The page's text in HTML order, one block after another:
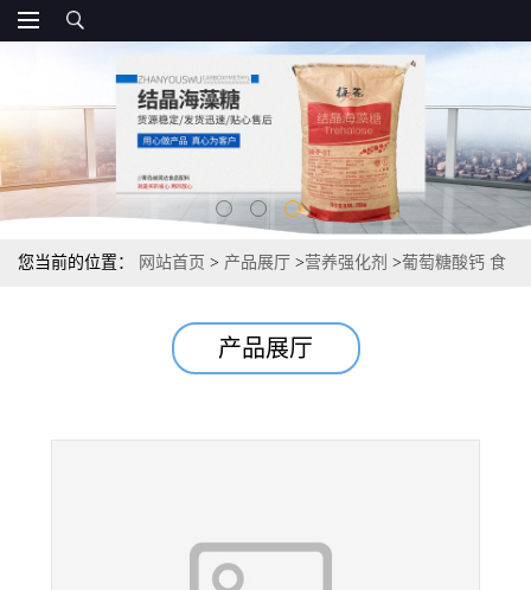
您当前的位置： 网站首页 > 产品展厅 >营养强化剂 >葡萄糖酸钙 食
产品展厅